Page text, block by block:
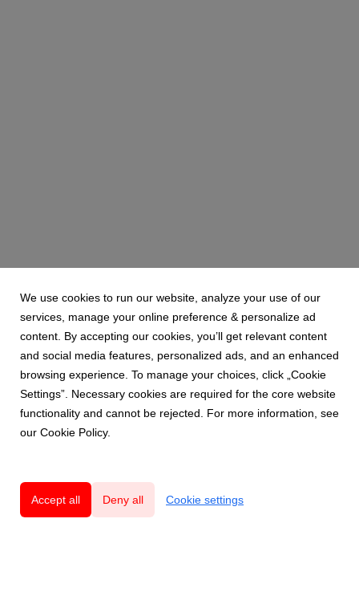
We use cookies to run our website, analyze your use of our
services, manage your online preference & personalize ad
content. By accepting our cookies, you’ll get relevant content
and social media features, personalized ads, and an enhanced
browsing experience. To manage your choices, click „Cookie
Settings”. Necessary cookies are required for the core website
functionality and cannot be rejected. For more information, see
our Cookie Policy.
Accept all Deny all Cookie settings